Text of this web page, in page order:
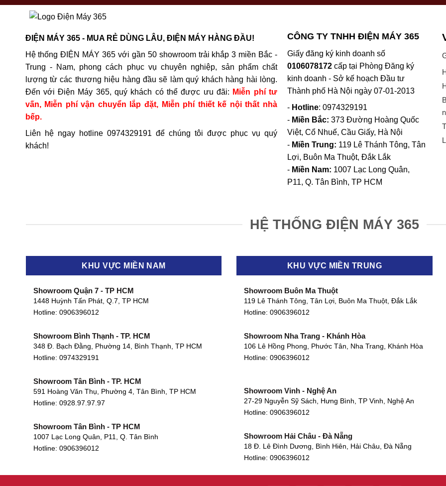
ĐIỆN MÁY 365 - MUA RẺ DÙNG LÂU, ĐIỆN MÁY HÀNG ĐẦU!
Hệ thống ĐIỆN MÁY 365 với gần 50 showroom trải khắp 3 miền Bắc -
Trung - Nam, phong cách phục vụ chuyên nghiệp, sản phẩm chất
lượng từ các thương hiệu hàng đầu sẽ làm quý khách hàng hài lòng.
Đến với Điện Máy 365, quý khách có thể được ưu đãi: Miễn phí tư
vấn, Miễn phí vận chuyển lắp đặt, Miễn phí thiết kế nội thất nhà
bếp.
Liên hệ ngay hotline 0974329191 để chúng tôi được phục vụ quý
khách!
CÔNG TY TNHH ĐIỆN MÁY 365
Giấy đăng ký kinh doanh số
0106078172cấp tại Phòng Đăng ký
kinh doanh - Sở kế hoạch Đầu tư
Thành phố Hà Nội ngày 07-01-2013
- Hotline: 0974329191
- Miền Bắc: 373 Đường Hoàng Quốc
Việt, Cổ Nhuế, Cầu Giấy, Hà Nội
- Miền Trung: 119 Lê Thánh Tông, Tân
Lợi, Buôn Ma Thuột, Đắk Lắk
- Miền Nam: 1007 Lạc Long Quân,
P11, Q. Tân Bình, TP HCM
HỆ THỐNG ĐIỆN MÁY 365
KHU VỰC MIỀN NAM
Showroom Quận 7 - TP HCM
1448 Huỳnh Tấn Phát, Q.7, TP HCM
Hotline: 0906396012
Showroom Bình Thạnh - TP. HCM
348 Đ. Bạch Đằng, Phường 14, Bình Thạnh, TP HCM
Hotline: 0974329191
Showroom Tân Bình - TP. HCM
591 Hoàng Văn Thụ, Phường 4, Tân Bình, TP HCM
Hotline: 0928.97.97.97
Showroom Tân Bình - TP HCM
1007 Lạc Long Quân, P11, Q. Tân Bình
Hotline: 0906396012
KHU VỰC MIỀN TRUNG
Showroom Buôn Ma Thuột
119 Lê Thánh Tông, Tân Lợi, Buôn Ma Thuột, Đắk Lắk
Hotline:0906396012
Showroom Nha Trang - Khánh Hòa
106 Lê Hồng Phong, Phước Tân, Nha Trang, Khánh Hòa
Hotline:0906396012
Showroom Vinh - Nghệ An
27-29 Nguyễn Sỹ Sách, Hưng Bình, TP Vinh, Nghệ An
Hotline:0906396012
Showroom Hải Châu - Đà Nẵng
18 Đ. Lê Đình Dương, Bình Hiên, Hải Châu, Đà Nẵng
Hotline:0906396012